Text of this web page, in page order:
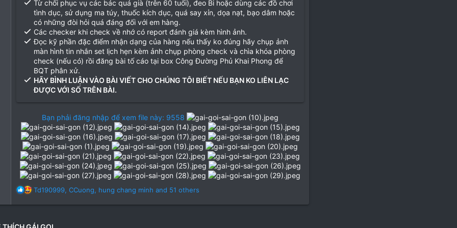
Từ chối phục vụ các bác quá già (trên 60 tuổi), đeo Bi hoặc dùng các đồ chơi
tình dục, sử dụng ma túy, thuốc kích dục, quá say xỉn, dọa nạt, bạo dâm hoặc
có những đòi hỏi quá đáng đối với em hàng.
Các checker khi check về nhớ có report đánh giá kèm hình ảnh.
Đọc kỹ phần đặc điểm nhận dạng của hàng nếu thấy ko đúng hãy chụp ảnh
màn hình tin nhắn set lịch hẹn kèm ảnh chụp phòng check và chìa khóa phòng
check (nếu có) rồi đăng bài tố cáo tại box Công Đường Phủ Khai Phong để
BQT phân xử.
HÃY BÌNH LUẬN VÀO BÀI VIẾT CHO CHÚNG TÔI BIẾT NẾU BẠN KO LIÊN LẠC
ĐƯỢC VỚI SỐ TRÊN BÀI.
Bạn phải đăng nhập để xem file này: 9558
R
t
Td190999, CCuong, hung chang minh and 51 others